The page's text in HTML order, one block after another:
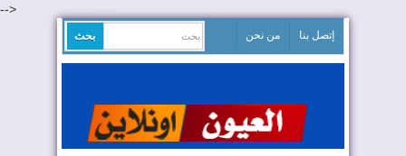
-->
إتصل بنا من نحن